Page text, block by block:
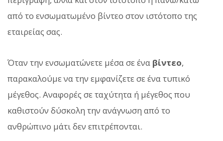
από το ενσωματωμένο βίντεο στον ιστότοπο της
εταιρείας σας.
Όταν την ενσωματώνετε μέσα σε ένα βίντεο,
παρακαλούμε να την εμφανίζετε σε ένα τυπικό
μέγεθος. Αναφορές σε ταχύτητα ή μέγεθος που
καθιστούν δύσκολη την ανάγνωση από το
ανθρώπινο μάτι δεν επιτρέπονται.